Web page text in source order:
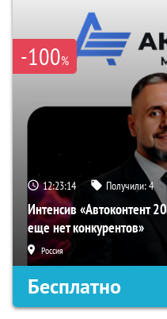
-100%
12:23:13 Получили:4
Интенсив «Автоконтент
еще нет конкурентов»
Россия
Бесплатно